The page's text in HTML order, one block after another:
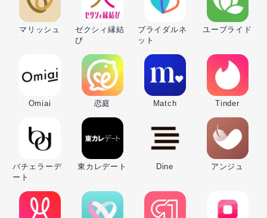
マリッシュ
ゼクシィ縁結
び
ブライダルネ
ット
ユーブライド
Omiai 恋庭 Match Tinder
バチェラーデ
ート
東カレデート Dine アンジュ